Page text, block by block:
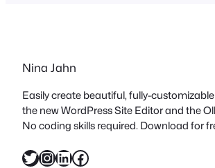
Nina Jahn
Easily create beautiful, fully-
the new WordPress Site Editor and the
No coding skills required. Download for
Twitter InstagramLinkedIn Facebook